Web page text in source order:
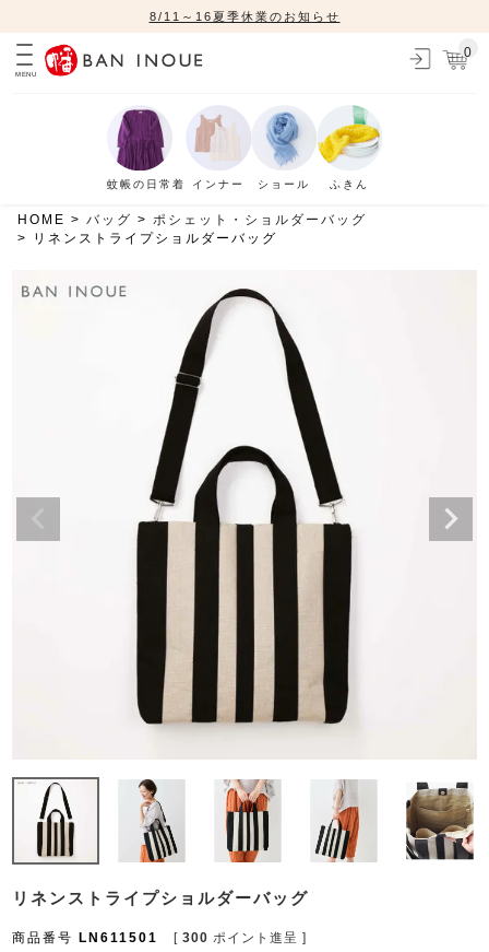
8/11～16夏季休業のお知らせ
MENU
0
蚊帳の日常着 インナー ショール ふきん
HOME バッグ
ポシェット・ショルダーバッグ
リネンストライプショルダーバッグ
リネンストライプショルダーバッグ
商品番号 LN611501 [ 300 ポイント進呈 ]